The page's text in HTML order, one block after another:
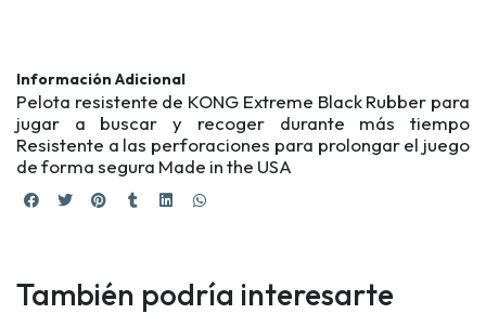
Información Adicional
Pelota resistente de KONG Extreme Black Rubber para
jugar a buscar y recoger durante más tiempo
Resistente a las perforaciones para prolongar el juego
de forma segura Made in the USA
También podría interesarte